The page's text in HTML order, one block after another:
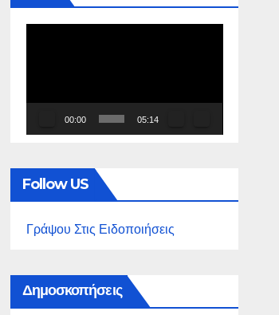
00:00 05:14
Follow US
Γράψου Στις Ειδοποιήσεις
Δημοσκοπήσεις